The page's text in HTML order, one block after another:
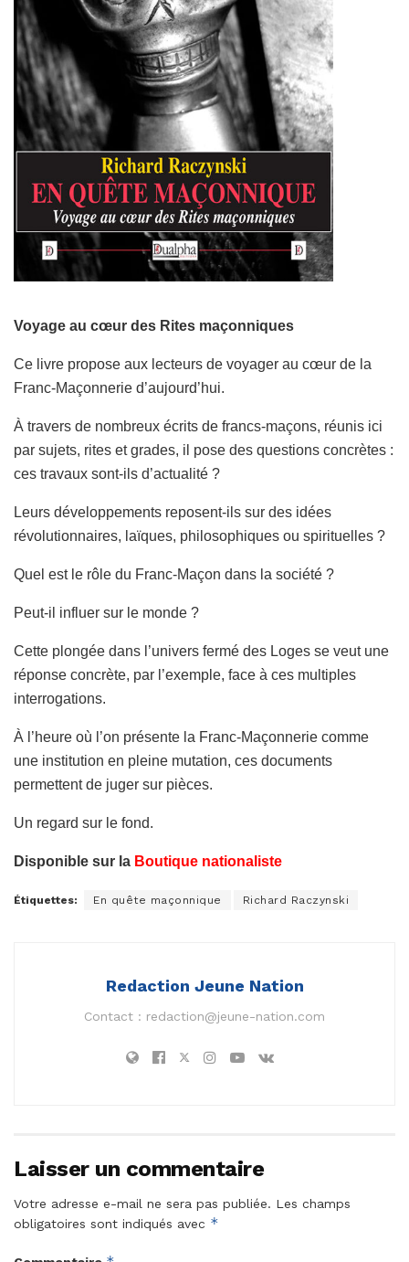
Voyage au cœur des Rites maçonniques
Ce livre propose aux lecteurs de voyager au cœur de la
Franc-Maçonnerie d’aujourd’hui.
À travers de nombreux écrits de francs-maçons, réunis ici
par sujets, rites et grades, il pose des questions concrètes :
ces travaux sont-ils d’actualité ?
Leurs développements reposent-ils sur des idées
révolutionnaires, laïques, philosophiques ou spirituelles ?
Quel est le rôle du Franc-Maçon dans la société ?
Peut-il influer sur le monde ?
Cette plongée dans l’univers fermé des Loges se veut une
réponse concrète, par l’exemple, face à ces multiples
interrogations.
À l’heure où l’on présente la Franc-Maçonnerie com­me
une institution en pleine mutation, ces documents
permettent de juger sur pièces.
Un regard sur le fond.
Disponible sur la Boutique nationaliste
Étiquettes: En quête maçonnique Richard Raczynski
Redaction Jeune Nation
Contact : redaction@jeune-nation.com
Laisser un commentaire
Votre adresse e-mail ne sera pas publiée. Les champs
obligatoires sont indiqués avec *